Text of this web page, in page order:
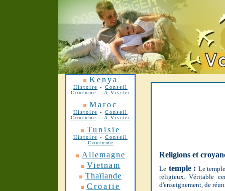
Kenya
Histoire -
Conseil
Coutume
- A Visiter
Maroc
Histoire - Conseil
Coutume
- A Visiter
Tunisie
Histoire - Conseil
Coutume
Allemagne
Vietnam
Thaïlande
Croatie
Religions et
Le temple : Le
religieux. Véritable
d'enseignement, de